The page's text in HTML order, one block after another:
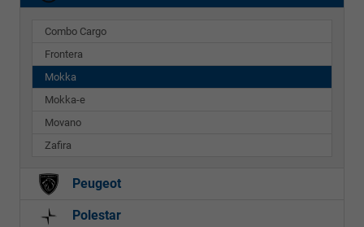
Combo Cargo
Frontera
Mokka
Mokka-e
Movano
Zafira
Peugeot
Polestar